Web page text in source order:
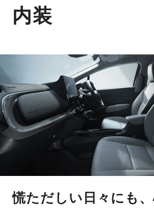
内装
慌ただしい日々にも